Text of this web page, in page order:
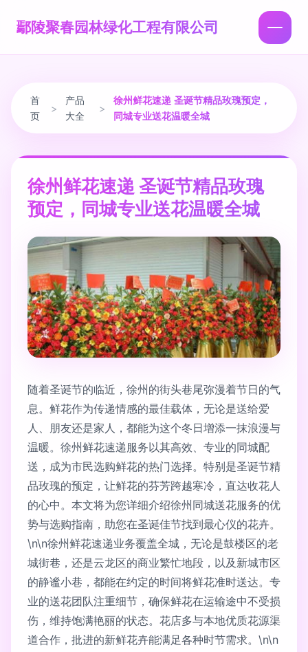
鄢陵聚春园林绿化工程有限公司
首
页
>
产品
大全
>
徐州鲜花速递 圣诞节精品玫瑰预定，
同城专业送花温暖全城
徐州鲜花速递 圣诞节精品玫瑰
预定，同城专业送花温暖全城
随着圣诞节的临近，徐州的街头巷尾弥漫着节日的气
息。鲜花作为传递情感的最佳载体，无论是送给爱
人、朋友还是家人，都能为这个冬日增添一抹浪漫与
温暖。徐州鲜花速递服务以其高效、专业的同城配
送，成为市民选购鲜花的热门选择。特别是圣诞节精
品玫瑰的预定，让鲜花的芬芳跨越寒冷，直达收花人
的心中。本文将为您详细介绍徐州同城送花服务的优
势与选购指南，助您在圣诞佳节找到最心仪的花卉。
\n\n徐州鲜花速递业务覆盖全城，无论是鼓楼区的老
城街巷，还是云龙区的商业繁忙地段，以及新城市区
的静谧小巷，都能在约定的时间将鲜花准时送达。专
业的送花团队注重细节，确保鲜花在运输途中不受损
伤，维持饱满艳丽的状态。花店多与本地优质花源渠
道合作，批进的新鲜花卉能满足各种时节需求。\n\n